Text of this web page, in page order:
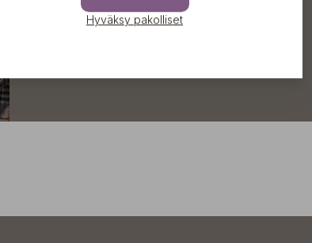
Hyväksy pakolliset